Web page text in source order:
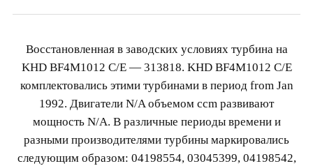
Восстановленная в заводских условиях турбина на
KHD BF4M1012 C/E — 313818. KHD BF4M1012 C/E
комплектовались этими турбинами в период from Jan
1992. Двигатели N/A объемом ccm развивают
мощность N/A. В различные периоды времени и
разными производителями турбины маркировались
следующим образом: 04198554, 03045399, 04198542,